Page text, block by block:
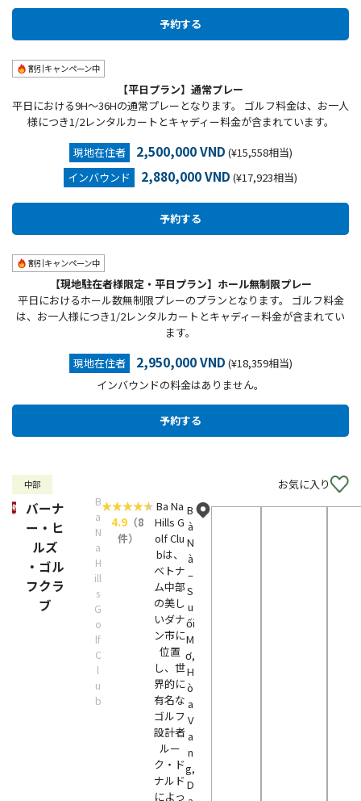
割引キャンペーン中
【平日プラン】通常プレー
平日における9H～36Hの通常プレーとなります。 ゴルフ料金は、お一人
様につき1/2レンタルカートとキャディー料金が含まれています。
現地在住者
2,500,000 VND (¥15,558相当)
インバウンド
2,880,000 VND (¥17,923相当)
割引キャンペーン中
【現地駐在者様限定・平日プラン】ホール無制限プレー
平日におけるホール数無制限プレーのプランとなります。 ゴルフ料金
は、お一人様につき1/2レンタルカートとキャディー料金が含まれてい
ます。
現地在住者
2,950,000 VND (¥18,359相当)
インバウンドの料金はありません。
中部 お気に入り
バーナ
ー・ヒ
ルズ
・ゴル
フクラ
ブ
B
a
N
a
H
ill
s
G
o
lf
C
l
u
b
4.9 （8
件）
Ba Na
Hills G
olf Clu
bは、
ベトナ
ム中部
の美し
いダナ
ン市に
位置
し、世
界的に
有名な
ゴルフ
設計者
ルー
ク・ド
ナルド
によっ
B
à
N
à
–
S
u
ối
M
ơ,
H
ò
a
V
a
n
g,
D